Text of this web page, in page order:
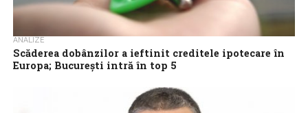
ANALIZE
Scăderea dobânzilor a ieftinit creditele ipotecare în
Europa; București intră în top 5
ultimele șase luni în statele Uniunii Europene, a dus la
îmbunătățirea accesibilității contractării unei finanțări...